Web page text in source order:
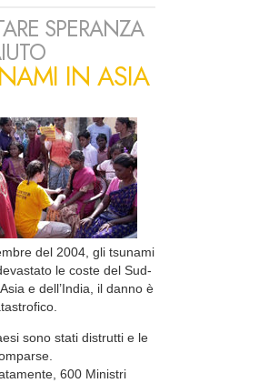
SPERANZA
IN ASIA
del 2004, gli tsunami
le coste del Sud-
e dell’India, il danno è
sono stati distrutti e le
600 Ministri